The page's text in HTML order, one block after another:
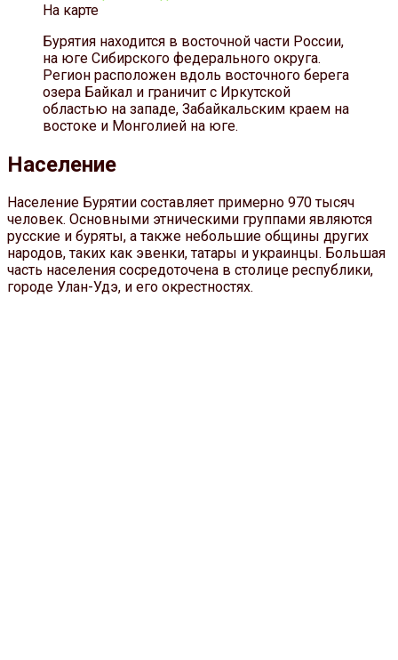
На карте
Бурятия находится в восточной части России,
на юге Сибирского федерального округа.
Регион расположен вдоль восточного берега
озера Байкал и граничит с Иркутской
областью на западе, Забайкальским краем на
востоке и Монголией на юге.
Население
Население Бурятии составляет примерно 970 тысяч
человек. Основными этническими группами являются
русские и буряты, а также небольшие общины других
народов, таких как эвенки, татары и украинцы. Большая
часть населения сосредоточена в столице республики,
городе Улан-Удэ, и его окрестностях.